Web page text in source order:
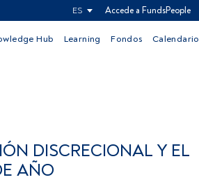
ES Accede a FundsPeople
Hub Learning Fondos Calendario
DISCRECIONAL Y EL
AÑO